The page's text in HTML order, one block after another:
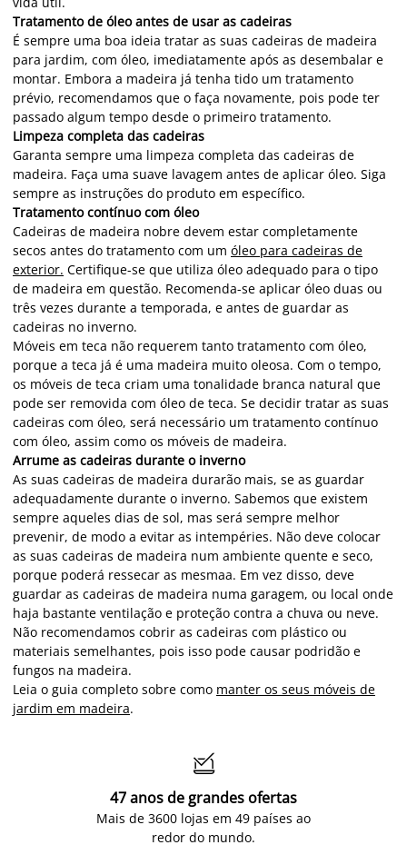
Tratamento de óleo antes de usar as cadeiras
É sempre uma boa ideia tratar as suas cadeiras de madeira
para jardim, com óleo, imediatamente após as desembalar e
montar. Embora a madeira já tenha tido um tratamento
prévio, recomendamos que o faça novamente, pois pode ter
passado algum tempo desde o primeiro tratamento.
Limpeza completa das cadeiras
Garanta sempre uma limpeza completa das cadeiras de
madeira. Faça uma suave lavagem antes de aplicar óleo. Siga
sempre as instruções do produto em específico.
Tratamento contínuo com óleo
Cadeiras de madeira nobre devem estar completamente
secos antes do tratamento com um óleo para cadeiras de
exterior. Certifique-se que utiliza óleo adequado para o tipo
de madeira em questão. Recomenda-se aplicar óleo duas ou
três vezes durante a temporada, e antes de guardar as
cadeiras no inverno.
Móveis em teca não requerem tanto tratamento com óleo,
porque a teca já é uma madeira muito oleosa. Com o tempo,
os móveis de teca criam uma tonalidade branca natural que
pode ser removida com óleo de teca. Se decidir tratar as suas
cadeiras com óleo, será necessário um tratamento contínuo
com óleo, assim como os móveis de madeira.
Arrume as cadeiras durante o inverno
As suas cadeiras de madeira durarão mais, se as guardar
adequadamente durante o inverno. Sabemos que existem
sempre aqueles dias de sol, mas será sempre melhor
prevenir, de modo a evitar as intempéries. Não deve colocar
as suas cadeiras de madeira num ambiente quente e seco,
porque poderá ressecar as mesmaa. Em vez disso, deve
guardar as cadeiras de madeira numa garagem, ou local onde
haja bastante ventilação e proteção contra a chuva ou neve.
Não recomendamos cobrir as cadeiras com plástico ou
materiais semelhantes, pois isso pode causar podridão e
fungos na madeira.
Leia o guia completo sobre como manter os seus móveis de
jardim em madeira.

47 anos de grandes ofertas
Mais de 3600 lojas em 49 países ao
redor do mundo.